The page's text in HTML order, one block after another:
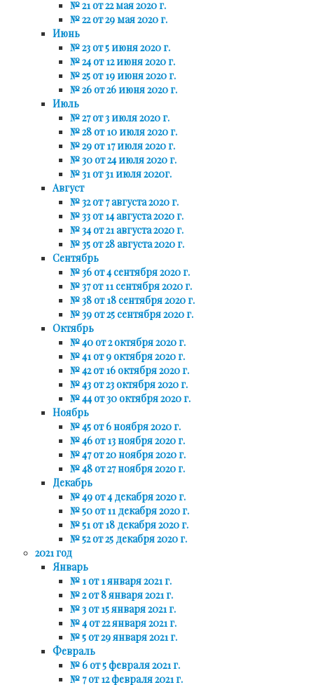
№ 21 от 22 мая 2020 г.
№ 22 от 29 мая 2020 г.
Июнь
№ 23 от 5 июня 2020 г.
№ 24 от 12 июня 2020 г.
№ 25 от 19 июня 2020 г.
№ 26 от 26 июня 2020 г.
Июль
№ 27 от 3 июля 2020 г.
№ 28 от 10 июля 2020 г.
№ 29 от 17 июля 2020 г.
№ 30 от 24 июля 2020 г.
№ 31 от 31 июля 2020г.
Август
№ 32 от 7 августа 2020 г.
№ 33 от 14 августа 2020 г.
№ 34 от 21 августа 2020 г.
№ 35 от 28 августа 2020 г.
Сентябрь
№ 36 от 4 сентября 2020 г.
№ 37 от 11 сентября 2020 г.
№ 38 от 18 сентября 2020 г.
№ 39 от 25 сентября 2020 г.
Октябрь
№ 40 от 2 октября 2020 г.
№ 41 от 9 октября 2020 г.
№ 42 от 16 октября 2020 г.
№ 43 от 23 октября 2020 г.
№ 44 от 30 октября 2020 г.
Ноябрь
№ 45 от 6 ноября 2020 г.
№ 46 от 13 ноября 2020 г.
№ 47 от 20 ноября 2020 г.
№ 48 от 27 ноября 2020 г.
Декабрь
№ 49 от 4 декабря 2020 г.
№ 50 от 11 декабря 2020 г.
№ 51 от 18 декабря 2020 г.
№ 52 от 25 декабря 2020 г.
2021 год
Январь
№ 1 от 1 января 2021 г.
№ 2 от 8 января 2021 г.
№ 3 от 15 января 2021 г.
№ 4 от 22 января 2021 г.
№ 5 от 29 января 2021 г.
Февраль
№ 6 от 5 февраля 2021 г.
№ 7 от 12 февраля 2021 г.